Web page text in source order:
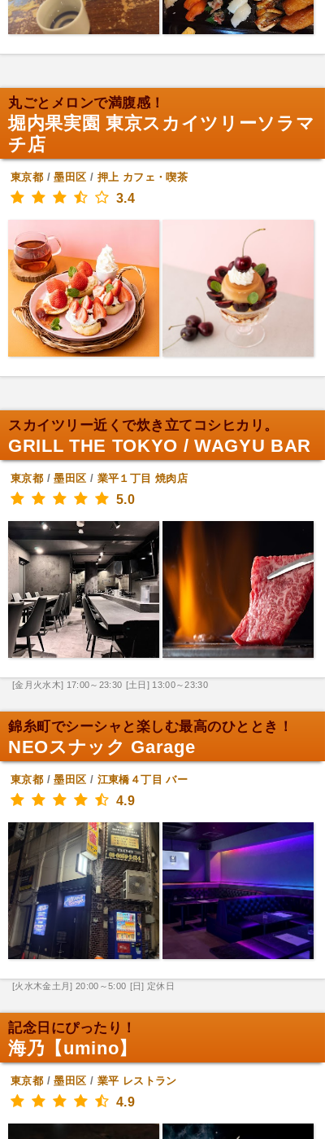
丸ごとメロンで満腹感！
堀内果実園 東京スカイツリーソラマ
チ店
東京都 /墨田区 / 押上 カフェ・喫茶
3.4
スカイツリー近くで炊き立てコシヒカリ。
GRILL THE TOKYO / WAGYU BAR
東京都 /墨田区 / 業平１丁目 焼肉店
5.0
[金月火水木] 17:00～23:30 [土日] 13:00～23:30
錦糸町でシーシャと楽しむ最高のひととき！
NEOスナック Garage
東京都 /墨田区 / 江東橋４丁目 バー
4.9
[火水木金土月] 20:00～5:00 [日] 定休日
記念日にぴったり！
海乃【umino】
東京都 /墨田区 / 業平 レストラン
4.9